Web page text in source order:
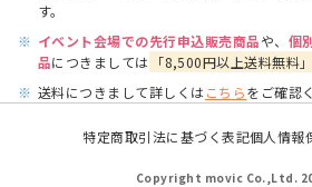
す。
※ イベント会場での先行申込販売商品や、 個
品につきましては 「8,500円以上送料無料
※ 送料につきまして詳しくはこちらをご確認
特定商取引法に基づく表記個人情報
Copyright movic Co.,Ltd.